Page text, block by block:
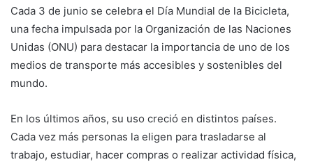
Cada 3 de junio se celebra el Día Mundial de la Bicicleta,
una fecha impulsada por la Organización de las Naciones
Unidas (ONU) para destacar la importancia de uno de los
medios de transporte más accesibles y sostenibles del
mundo.
En los últimos años, su uso creció en distintos países.
Cada vez más personas la eligen para trasladarse al
trabajo, estudiar, hacer compras o realizar actividad física,